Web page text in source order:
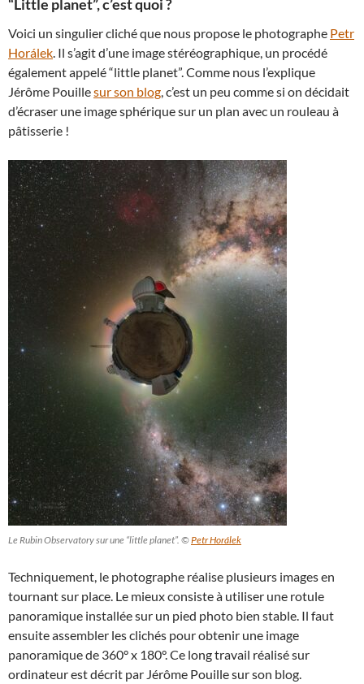
“Little planet”, c’est quoi ?
Voici un singulier cliché que nous propose le photographe Petr
Horálek. Il s’agit d’une image stéréographique, un procédé
également appelé “little planet”. Comme nous l’explique
Jérôme Pouillesur son blog, c’est un peu comme si on décidait
d’écraser une image sphérique sur un plan avec un rouleau à
pâtisserie !
Le Rubin Observatory sur une “little planet”. ©Petr Horálek
Techniquement, le photographe réalise plusieurs images en
tournant sur place. Le mieux consiste à utiliser une rotule
panoramique installée sur un pied photo bien stable. Il faut
ensuite assembler les clichés pour obtenir une image
panoramique de 360° x 180°. Ce long travail réalisé sur
ordinateur est décrit par Jérôme Pouille sur son blog.